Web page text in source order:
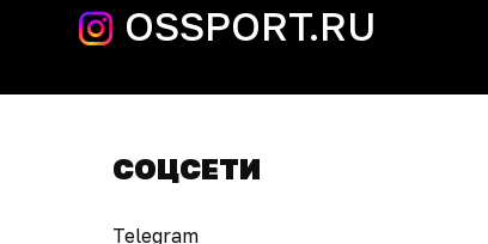
OSSPORT.RU
СОЦСЕТИ
Telegram